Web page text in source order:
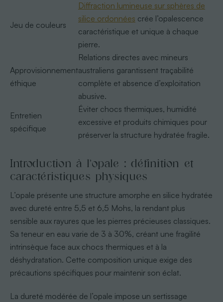
Jeu de couleurs
Diffraction lumineuse sur sphères de
silice ordonnées crée l’opalescence
caractéristique et unique à chaque
pierre.
Approvisionnement
éthique
Relations directes avec mineurs
australiens garantissent traçabilité
complète et absence d’exploitation
abusive.
Entretien
spécifique
Éviter chocs thermiques, humidité
excessive et produits chimiques pour
préserver la structure hydratée fragile.
Introduction à l’opale : définition et
caractéristiques physiques
L’opale présente une structure amorphe en silice hydratée
avec dureté entre 5,5 et 6,5 Mohs, la rendant plus
sensible aux rayures que les pierres précieuses classiques.
Sa teneur en eau varie de 3 à 30%, créant une fragilité
intrinsèque face aux chocs thermiques et à la
déshydratation. Cette composition unique exige des
précautions spécifiques pour maintenir son éclat.
La dureté modérée de l’opale impose un sertissage